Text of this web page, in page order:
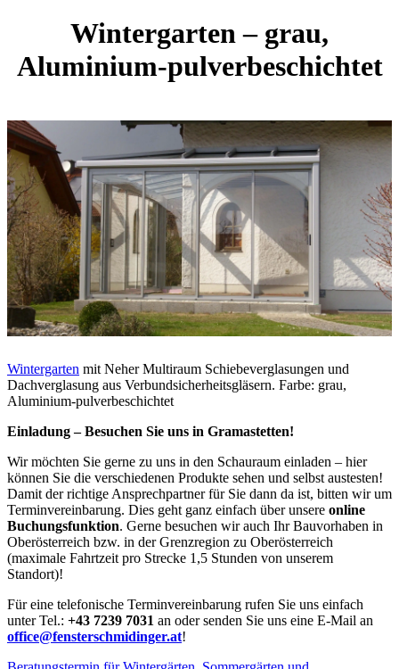
Wintergarten – grau,
Aluminium-pulverbeschichtet
Wintergarten mit Neher Multiraum Schiebeverglasungen und
Dachverglasung aus Verbundsicherheitsgläsern. Farbe: grau,
Aluminium-pulverbeschichtet
Einladung – Besuchen Sie uns in Gramastetten!
Wir möchten Sie gerne zu uns in den Schauraum einladen – hier
können Sie die verschiedenen Produkte sehen und selbst austesten!
Damit der richtige Ansprechpartner für Sie dann da ist, bitten wir um
Terminvereinbarung. Dies geht ganz einfach über unsere online
Buchungsfunktion. Gerne besuchen wir auch Ihr Bauvorhaben in
Oberösterreich bzw. in der Grenzregion zu Oberösterreich
(maximale Fahrtzeit pro Strecke 1,5 Stunden von unserem
Standort)!
Für eine telefonische Terminvereinbarung rufen Sie uns einfach
unter Tel.: +43 7239 7031 an oder senden Sie uns eine E-Mail an
office@fensterschmidinger.at!